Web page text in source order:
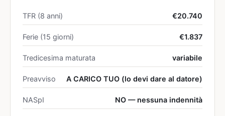
TFR (8 anni) €20.740
Ferie (15 giorni) €1.837
Tredicesima maturata variabile
Preavviso A CARICO TUO (lo devi dare al datore)
NASpI NO — nessuna indennità